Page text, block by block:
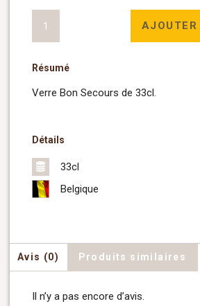
Bon
Secours
Résumé
Verre Bon Secours de 33cl.
Détails
33cl
Belgique
Avis (0) Produits similaires
Il n’y a pas encore d’avis.